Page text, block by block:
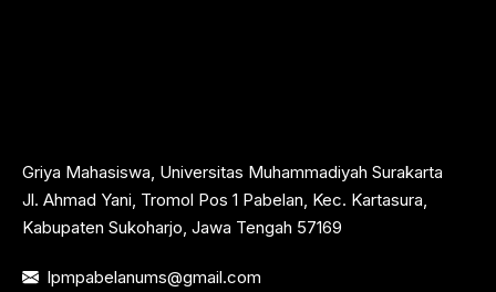
Griya Mahasiswa, Universitas Muhammadiyah Surakarta
Jl. Ahmad Yani, Tromol Pos 1 Pabelan, Kec. Kartasura,
Kabupaten Sukoharjo, Jawa Tengah 57169
lpmpabelanums@gmail.com